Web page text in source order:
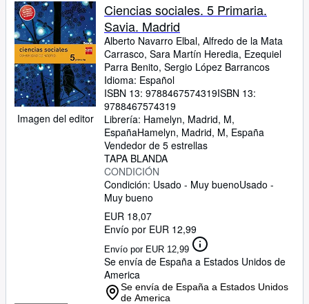
Imagen del editor
Ciencias sociales. 5 Primaria.
Savia. Madrid
Alberto Navarro Elbal, Alfredo de la Mata
Carrasco, Sara Martín Heredia, Ezequiel
Parra Benito, Sergio López Barrancos
Idioma: Español
ISBN 13: 9788467574319ISBN 13:
9788467574319
Librería: Hamelyn, Madrid, M,
EspañaHamelyn, Madrid, M, España
Vendedor de 5 estrellas
TAPA BLANDA
CONDICIÓN
Condición: Usado - Muy buenoUsado -
Muy bueno
EUR 18,07
Envío por EUR 12,99
Envío por EUR 12,99
Se envía de España a Estados Unidos de
America
Se envía de España a Estados Unidos
de America